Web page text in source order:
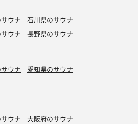
泉となるとメンテナンスが大変で、直
にポンプが詰まったりしないのかと余
いました。
ウナ
石川県のサウナ
ウナ 長野県のサウナ
ウナ
愛知県のサウナ
ウナ
大阪府のサウナ